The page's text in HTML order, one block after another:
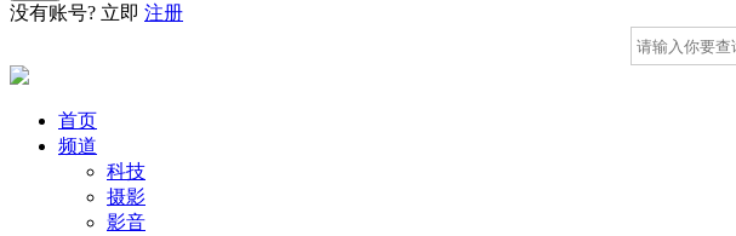
没有账号? 立即 注册
首页
频道
科技
摄影
影音